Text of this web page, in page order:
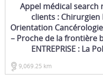
Appel médical search
clients : Chirurgien
Orientation
– Proche de la frontière
ENTREPRISE : La
9,069.25 km